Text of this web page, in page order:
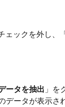
ェックを外し、
ータを抽出 」を
ータが表示さ